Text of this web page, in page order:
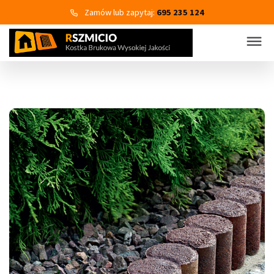
Zamów lub zapytaj: 695 235 124
PRODUKTY
Wszystkie kategorie produktów
Kostka brukowa
Eko Bruk
Płyty tarasowo-chodnikowe
Obrzeża dekoracyjne